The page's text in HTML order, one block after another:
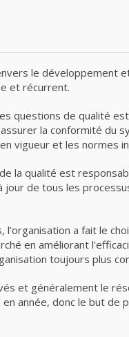
le développement
et récurrent.
questions de qualité
la conformité du
vigueur et les normes
la qualité est
de tous les
l’organisation a fait le
en améliorant
toujours plus
et généralement le
en année, donc le but